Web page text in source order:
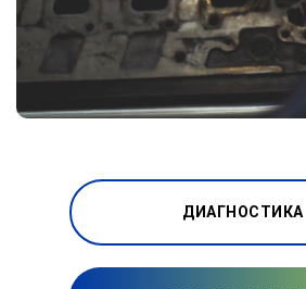
ДИАГНОСТИКА